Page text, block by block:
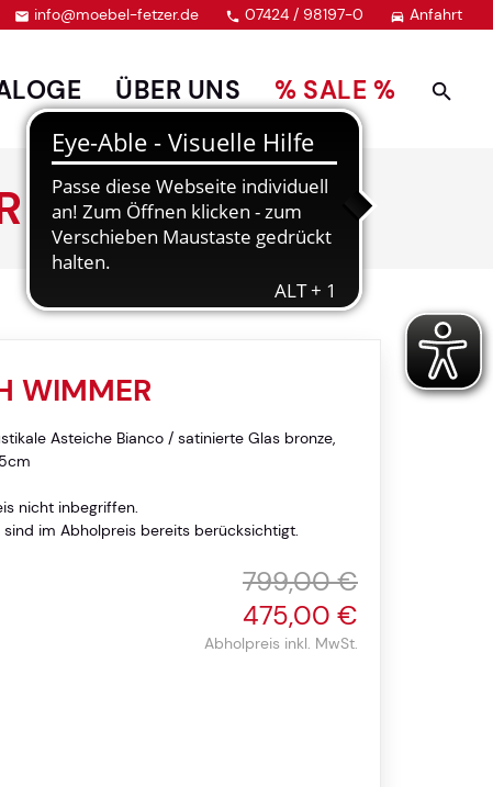
 info@moebel-fetzer.de  07424 / 98197-0  Anfahrt
ÜBER UNS % SALE %
WIMMER
Asteiche Bianco / satinierte Glas bronze,
nicht inbegriffen.
im Abholpreis bereits berücksichtigt.
799,00 €
475,00 €
Abholpreis inkl. MwSt.